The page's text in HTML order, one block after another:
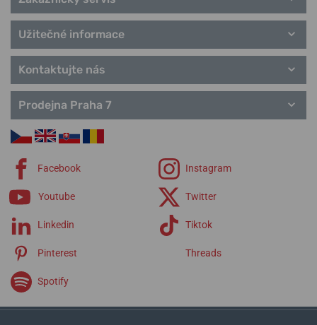
Užitečné informace
Kontaktujte nás
Prodejna Praha 7
Facebook Instagram
Youtube Twitter
Linkedin Tiktok
Pinterest Threads
Spotify